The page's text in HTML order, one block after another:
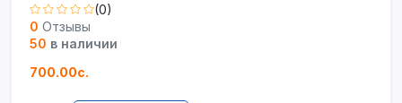
(0)
0 Отзывы
50 в наличии
700.00с.